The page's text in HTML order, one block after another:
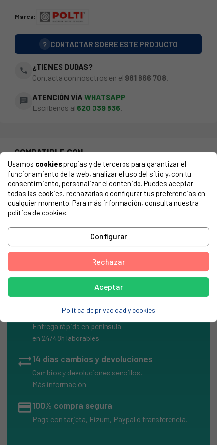
Marca:
? CONTACTAR SOBRE ESTE PRODUCTO
phone
¿TIENES DUDAS?
Contacta con nosotros en el 981 866 708
chat ATENCIÓN VÍA WHATSAPP
Escríbenos al 620 039 836.
COMPATIBLE CON...
El número de modelo lo encontrarás en la etiqueta de tu
electrodoméstico. Suele estar formado por números y
letras.
Minibomba vapor polti 19W 230V
Envíos Express
Entrega rápida en península
en 24/48h laborables
sync_alt14 días cambios y devoluciones
Cambios y devoluciones sencillos.
Más información
credit_card100% compra segura
Paga con tarjeta, Bizum, Paypal o transferencia.
Usamos cookiespropias y de terceros para garantizar el
funcionamiento de la web, analizar el uso del sitio y, con tu
consentimiento, personalizar el contenido. Puedes aceptar
todas las cookies, rechazarlas o configurar tus preferencias en
cualquier momento. Para más información, consulta nuestra
política de cookies.
Configurar
Rechazar
Aceptar
Política de privacidad y cookies